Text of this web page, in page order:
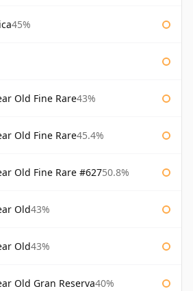
45%
Old Fine Rare43%
Old Fine Rare45.4%
Old Fine Rare #62750.8%
Old43%
Old43%
Old Gran Reserva40%